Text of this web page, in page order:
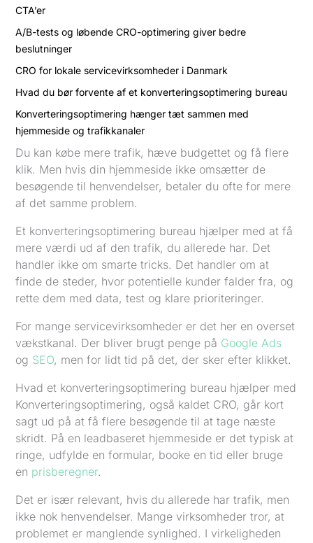
CTA’er
A/B-tests og løbende CRO-optimering giver bedre
beslutninger
CRO for lokale servicevirksomheder i Danmark
Hvad du bør forvente af et konverteringsoptimering bureau
Konverteringsoptimering hænger tæt sammen med
hjemmeside og trafikkanaler
Du kan købe mere trafik, hæve budgettet og få flere
klik. Men hvis din hjemmeside ikke omsætter de
besøgende til henvendelser, betaler du ofte for mere
af det samme problem.
Et konverteringsoptimering bureau hjælper med at få
mere værdi ud af den trafik, du allerede har. Det
handler ikke om smarte tricks. Det handler om at
finde de steder, hvor potentielle kunder falder fra, og
rette dem med data, test og klare prioriteringer.
For mange servicevirksomheder er det her en overset
vækstkanal. Der bliver brugt penge på Google Ads
og SEO, men for lidt tid på det, der sker efter klikket.
Hvad et konverteringsoptimering bureau hjælper med
Konverteringsoptimering, også kaldet CRO, går kort
sagt ud på at få flere besøgende til at tage næste
skridt. På en leadbaseret hjemmeside er det typisk at
ringe, udfylde en formular, booke en tid eller bruge
en prisberegner.
Det er især relevant, hvis du allerede har trafik, men
ikke nok henvendelser. Mange virksomheder tror, at
problemet er manglende synlighed. I virkeligheden